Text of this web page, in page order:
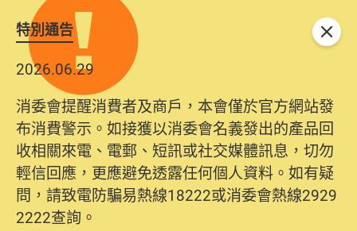
特別通告
2026.06.29
消委會提醒消費者及商戶，本會僅於官方網站發
布消費警示。如接獲以消委會名義發出的產品回
收相關來電、電郵、短訊或社交媒體訊息，切勿
輕信回應，更應避免透露任何個人資料。如有疑
問，請致電防騙易熱線18222或消委會熱線2929
2222查詢。
關閉